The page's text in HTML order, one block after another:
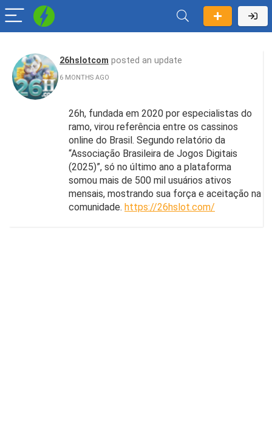
26hslotcom posted an update
6 MONTHS AGO
26h, fundada em 2020 por especialistas do
ramo, virou referência entre os cassinos
online do Brasil. Segundo relatório da
“Associação Brasileira de Jogos Digitais
(2025)”, só no último ano a plataforma
somou mais de 500 mil usuários ativos
mensais, mostrando sua força e aceitação na
comunidade. https://26hslot.com/